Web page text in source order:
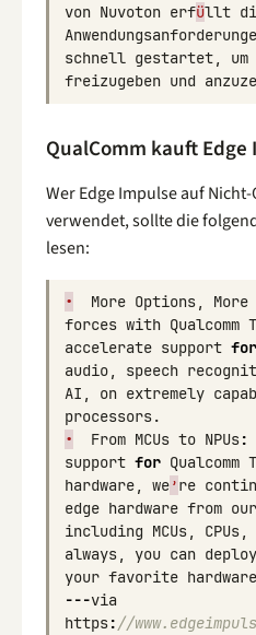
von Nuvoton erfüllt
schnell gestartet, um
freizugeben und
QualComm kauft Edge
Wer Edge Impulse auf
verwendet, sollte die
lesen:
• More Options, More
forces with Qualcomm
accelerate support for
audio, speech
AI , on extremely
processors.
•
From MCUs to NPUs:
support for Qualcomm
hardware, we’re
edge hardware from our
including MCUs, CPUs,
always, you can deploy
your favorite hardware
---via
https://